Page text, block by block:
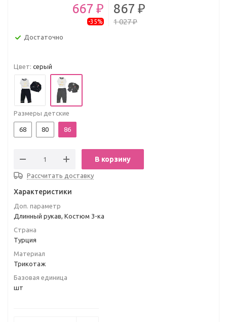
667 ₽
-35%
867 ₽
1 027 ₽
Достаточно
Цвет: серый
Размеры детские
68 80 86
В корзину
Рассчитать доставку
Характеристики
Доп. параметр
Длинный рукав, Костюм 3-ка
Страна
Турция
Материал
Трикотаж
Базовая единица
шт